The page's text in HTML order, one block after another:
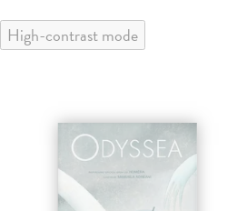
High-contrast mode